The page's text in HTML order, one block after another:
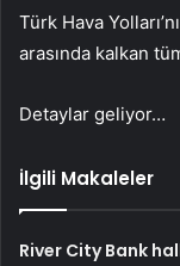
Türk Hava
arasında kalkan
Detaylar geliyor…
İlgili Makaleler
River City Bank